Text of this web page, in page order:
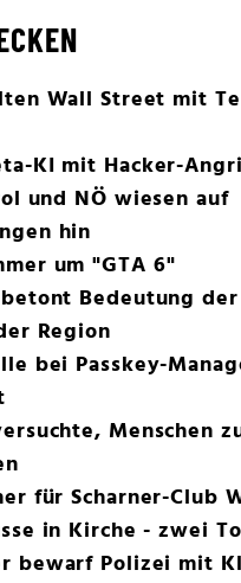
Wall Street mit
KI mit Hacker-
und NÖ wiesen auf
hin
um "GTA 6"
Bedeutung
Region
bei Passkey-
Menschen
für Scharner-Club
in Kirche - zwei
bewarf Polizei mit